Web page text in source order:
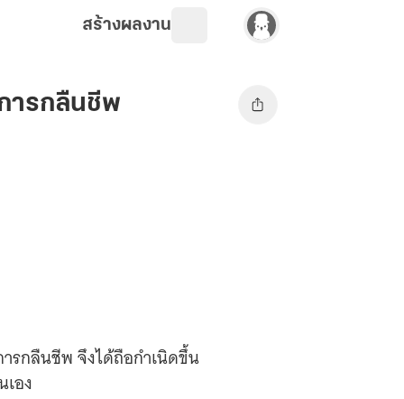
สร้างผลงาน
ารกลืนชีพ
รกลืนชีพ จึงได้ถือกำเนิดขึ้น
อง